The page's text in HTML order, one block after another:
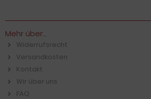
Mehr über...
Widerrufsrecht
Versandkosten
Kontakt
Wir über uns
FAQ